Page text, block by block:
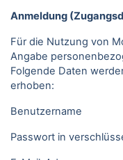
Anmeldung
Für die Nutzung von
Angabe
Folgende Daten
erhoben:
Benutzername
Passwort in